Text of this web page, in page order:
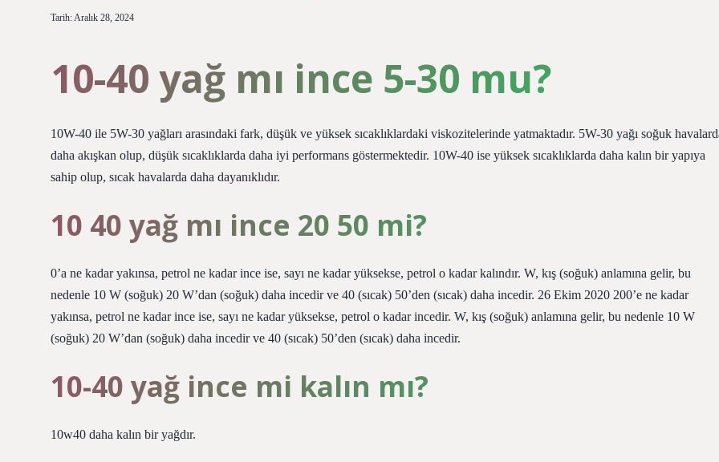
Tarih: Aralık 28, 2024
10-40 yağ mı ince 5-30 mu?
10W-40 ile 5W-30 yağları arasındaki fark, düşük ve yüksek sıcaklıklardaki viskozitelerinde yatmaktadır. 5W-30 yağı soğuk
daha akışkan olup, düşük sıcaklıklarda daha iyi performans göstermektedir. 10W-40 ise yüksek sıcaklıklarda daha kalın bir yapıya
sahip olup, sıcak havalarda daha dayanıklıdır.
10 40 yağ mı ince 20 50 mi?
0’a ne kadar yakınsa, petrol ne kadar ince ise, sayı ne kadar yüksekse, petrol o kadar kalındır. W, kış (soğuk) anlamına gelir, bu
nedenle 10 W (soğuk) 20 W’dan (soğuk) daha incedir ve 40 (sıcak) 50’den (sıcak) daha incedir. 26 Ekim 2020 200’e ne kadar
yakınsa, petrol ne kadar ince ise, sayı ne kadar yüksekse, petrol o kadar incedir. W, kış (soğuk) anlamına gelir, bu nedenle 10 W
(soğuk) 20 W’dan (soğuk) daha incedir ve 40 (sıcak) 50’den (sıcak) daha incedir.
10-40 yağ ince mi kalın mı?
10w40 daha kalın bir yağdır.